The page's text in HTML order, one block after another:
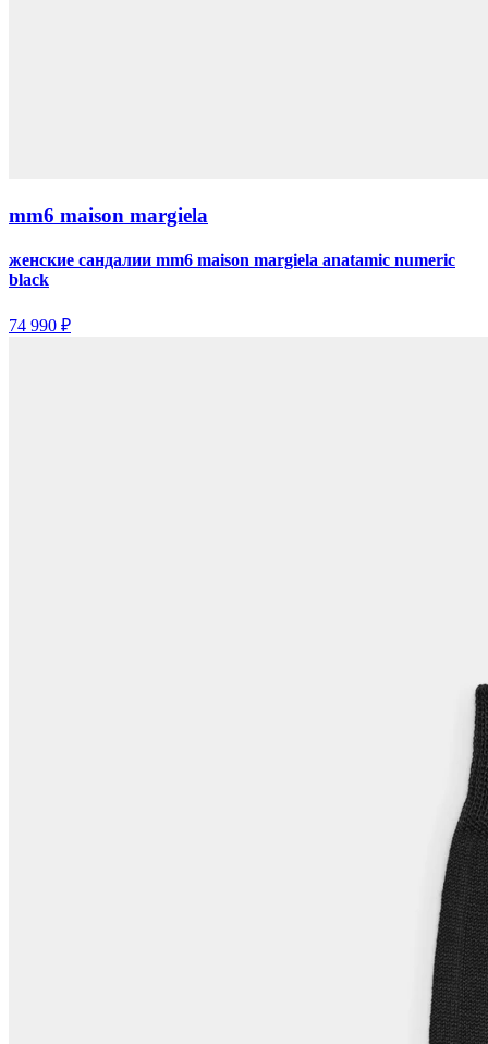
mm6 maison margiela
женские сандалии mm6 maison margiela anatamic numeric
black
74 990 ₽